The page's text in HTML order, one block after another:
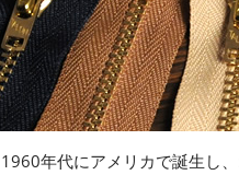
1960年代にアメリカで誕生し